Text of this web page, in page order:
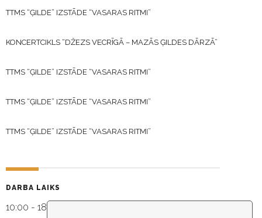
TTMS “ĢILDE” IZSTĀDE “VASARAS RITMI”
KONCERTCIKLS “DŽEZS VECRĪGĀ – MAZĀS ĢILDES DĀRZĀ”
TTMS “ĢILDE” IZSTĀDE “VASARAS RITMI”
TTMS “ĢILDE” IZSTĀDE “VASARAS RITMI”
TTMS “ĢILDE” IZSTĀDE “VASARAS RITMI”
DARBA LAIKS
10:00 - 18:30